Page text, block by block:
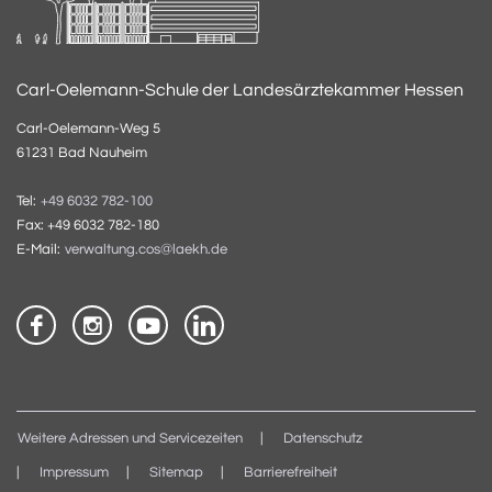
Carl-Oelemann-Schule der Landesärztekammer Hessen
Carl-Oelemann-Weg 5
61231 Bad Nauheim
Tel: +49 6032 782-100
Fax: +49 6032 782-180
E-Mail: verwaltung.cos@laekh.de
Weitere Adressen und Servicezeiten Datenschutz
Impressum Sitemap Barrierefreiheit